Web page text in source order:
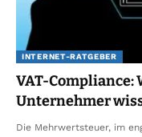
INTERNET-RATGEBER
VAT-Compliance:
Unternehmer
Die Mehrwertsteuer, im